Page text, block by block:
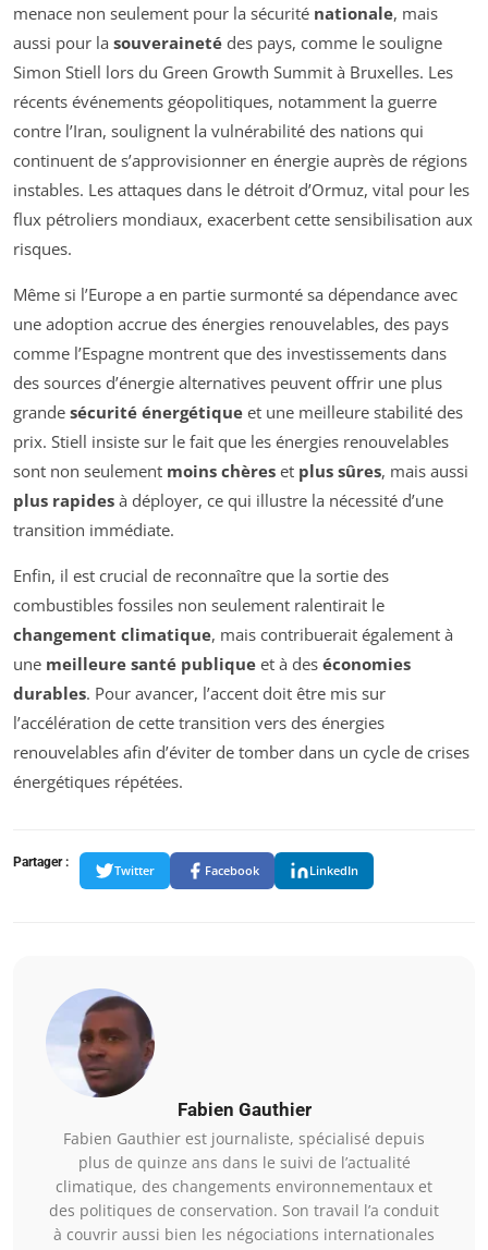
menace non seulement pour la sécurité nationale, mais
aussi pour la souveraineté des pays, comme le souligne
Simon Stiell lors du Green Growth Summit à Bruxelles. Les
récents événements géopolitiques, notamment la guerre
contre l’Iran, soulignent la vulnérabilité des nations qui
continuent de s’approvisionner en énergie auprès de régions
instables. Les attaques dans le détroit d’Ormuz, vital pour les
flux pétroliers mondiaux, exacerbent cette sensibilisation aux
risques.
Même si l’Europe a en partie surmonté sa dépendance avec
une adoption accrue des énergies renouvelables, des pays
comme l’Espagne montrent que des investissements dans
des sources d’énergie alternatives peuvent offrir une plus
grande sécurité énergétique et une meilleure stabilité des
prix. Stiell insiste sur le fait que les énergies renouvelables
sont non seulement moins chères et plus sûres, mais aussi
plus rapides à déployer, ce qui illustre la nécessité d’une
transition immédiate.
Enfin, il est crucial de reconnaître que la sortie des
combustibles fossiles non seulement ralentirait le
changement climatique, mais contribuerait également à
une meilleure santé publique et à des économies
durables. Pour avancer, l’accent doit être mis sur
l’accélération de cette transition vers des énergies
renouvelables afin d’éviter de tomber dans un cycle de crises
énergétiques répétées.
Partager :
Twitter Facebook LinkedIn
Fabien Gauthier
Fabien Gauthier est journaliste, spécialisé depuis
plus de quinze ans dans le suivi de l’actualité
climatique, des changements environnementaux et
des politiques de conservation. Son travail l’a conduit
à couvrir aussi bien les négociations internationales